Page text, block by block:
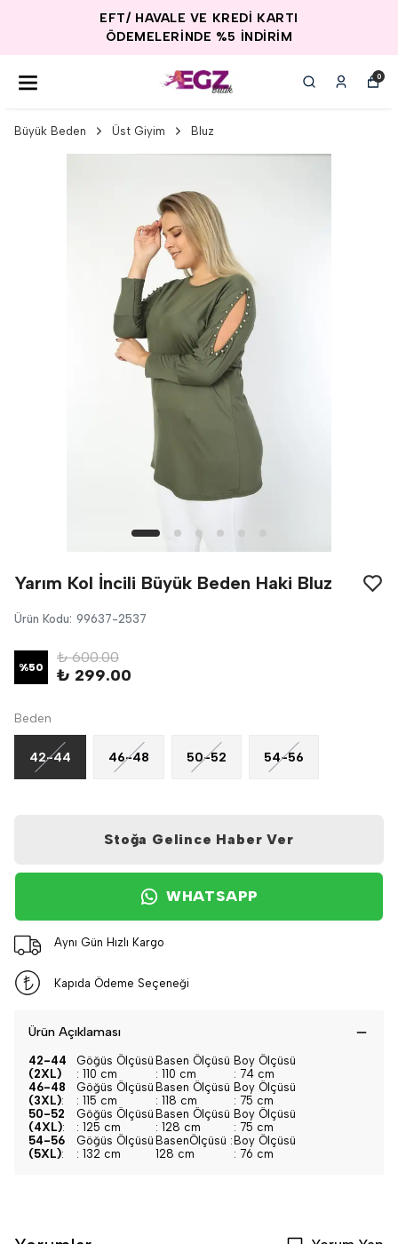
EFT/ HAVALE VE KREDİ KARTI
ÖDEMELERİNDE %5 İNDİRİM
0
Büyük Beden Üst Giyim Bluz
Yarım Kol İncili Büyük Beden Haki Bluz
Ürün Kodu: 99637-2537
%50
₺ 600.00
₺ 299.00
Beden
42-44 46-48 50-52 54-56
Stoğa Gelince Haber Ver
WHATSAPP
Aynı Gün Hızlı Kargo
Kapıda Ödeme Seçeneği
Ürün Açıklaması
42-44
(2XL)
Göğüs Ölçüsü
: 110 cm
Basen Ölçüsü
: 110 cm
Boy Ölçüsü
: 74 cm
46-48
(3XL):
Göğüs Ölçüsü
: 115 cm
Basen Ölçüsü
: 118 cm
Boy Ölçüsü
: 75 cm
50-52
(4XL):
Göğüs Ölçüsü
: 125 cm
Basen Ölçüsü
: 128 cm
Boy Ölçüsü
: 75 cm
54-56
(5XL):
Göğüs Ölçüsü
: 132 cm
BasenÖlçüsü :
128 cm
Boy Ölçüsü
: 76 cm